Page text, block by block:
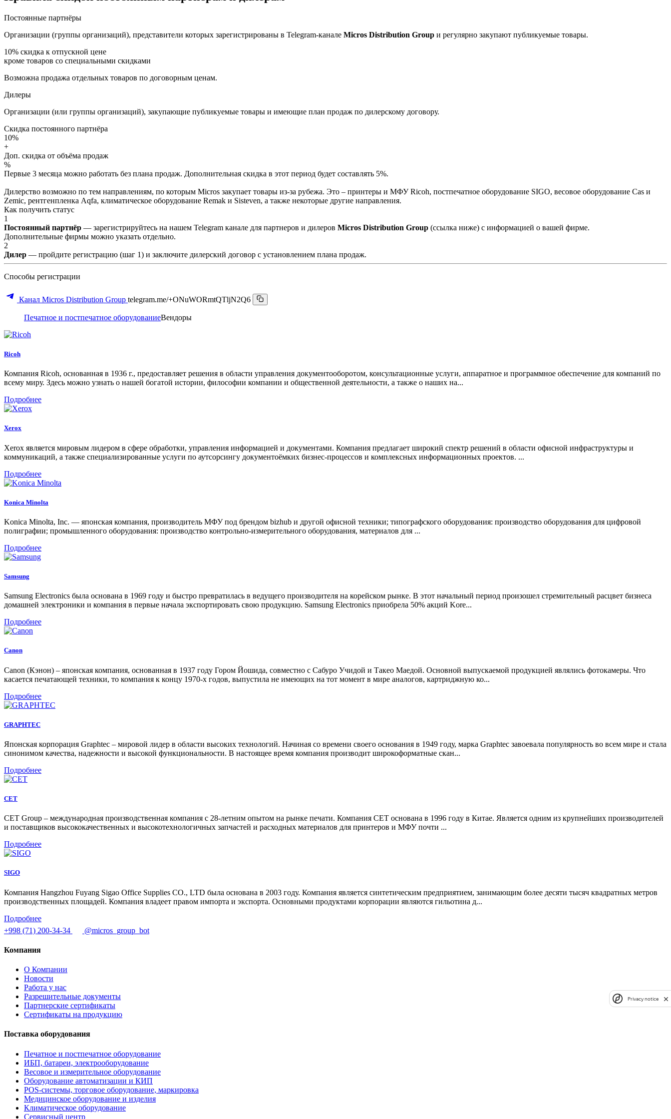
Постоянные партнёры
Организации (группы организаций), представители которых зарегистрированы в Telegram-канале Micros Distribution Group и регулярно закупают публикуемые товары.
10% скидка к отпускной цене
кроме товаров со специальными скидками
Возможна продажа отдельных товаров по договорным ценам.
Дилеры
Организации (или группы организаций), закупающие публикуемые товары и имеющие план продаж по дилерскому договору.
Скидка постоянного партнёра
10%
+
Доп. скидка от объёма продаж
%
Первые 3 месяца можно работать без плана продаж. Дополнительная скидка в этот период будет составлять 5%.
Дилерство возможно по тем направлениям, по которым Micros закупает товары из-за рубежа. Это – принтеры и МФУ Ricoh, постпечатное оборудование SIGO, весовое оборудование Cas и
Zemic, рентгенпленка Aqfa, климатическое оборудование Remak и Sisteven, а также некоторые другие направления.
Как получить статус
1
Постоянный партнёр — зарегистрируйтесь на нашем Telegram канале для партнеров и дилеров Micros Distribution Group (ссылка ниже) с информацией о вашей фирме.
Дополнительные фирмы можно указать отдельно.
2
Дилер — пройдите регистрацию (шаг 1) и заключите дилерский договор с установлением плана продаж.
Способы регистрации
Канал Micros Distribution Group telegram.me/+ONuWORmtQTljN2Q6
Печатное и постпечатное оборудованиеВендоры
Ricoh
Компания Ricoh, основанная в 1936 г., предоставляет решения в области управления документооборотом, консультационные услуги, аппаратное и программное обеспечение для компаний по
всему миру. Здесь можно узнать о нашей богатой истории, философии компании и общественной деятельности, а также о наших на...
Подробнее
Xerox
Xerox является мировым лидером в сфере обработки, управления информацией и документами. Компания предлагает широкий спектр решений в области офисной инфраструктуры и
коммуникаций, а также специализированные услуги по аутсорсингу документоёмких бизнес-процессов и комплексных информационных проектов. ...
Подробнее
Konica Minolta
Konica Minolta, Inc. — японская компания, производитель МФУ под брендом bizhub и другой офисной техники; типографского оборудования: производство оборудования для цифровой
полиграфии; промышленного оборудования: производство контрольно-измерительного оборудования, материалов для ...
Подробнее
Samsung
Samsung Electronics была основана в 1969 году и быстро превратилась в ведущего производителя на корейском рынке. В этот начальный период произошел стремительный расцвет бизнеса
домашней электроники и компания в первые начала экспортировать свою продукцию. Samsung Electronics приобрела 50% акций Kore...
Подробнее
Canon
Canon (Кэнон) – японская компания, основанная в 1937 году Гором Йошида, совместно с Сабуро Учидой и Такео Маедой. Основной выпускаемой продукцией являлись фотокамеры. Что
касается печатающей техники, то компания к концу 1970-х годов, выпустила не имеющих на тот момент в мире аналогов, картриджную ко...
Подробнее
GRAPHTEC
Японская корпорация Graphtec – мировой лидер в области высоких технологий. Начиная со времени своего основания в 1949 году, марка Graphtec завоевала популярность во всем мире и стала
синонимом качества, надежности и высокой функциональности. В настоящее время компания производит широкоформатные скан...
Подробнее
CET
CET Group – международная производственная компания с 28-летним опытом на рынке печати. Компания СЕТ основана в 1996 году в Китае. Является одним из крупнейших производителей
и поставщиков высококачественных и высокотехнологичных запчастей и расходных материалов для принтеров и МФУ почти ...
Подробнее
SIGO
Компания Hangzhou Fuyang Sigao Office Supplies CO., LTD была основана в 2003 году. Компания является синтетическим предприятием, занимающим более десяти тысяч квадратных метров
производственных площадей. Компания владеет правом импорта и экспорта. Основными продуктами корпорации являются гильотина д...
Подробнее
+998 (71) 200-34-34
@micros_group_bot
Компания
О Компании
Новости
Работа у нас
Разрешительные документы
Партнерские сертификаты
Сертификаты на продукцию
Поставка оборудования
Печатное и постпечатное оборудование
ИБП, батареи, электрооборудование
Весовое и измерительное оборудование
Оборудование автоматизации и КИП
POS-системы, торговое оборудование, маркировка
Медицинское оборудование и изделия
Климатическое оборудование
Сервисный центр
Privacy notice